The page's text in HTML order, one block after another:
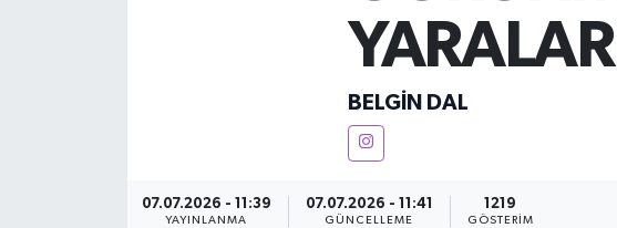
BELGIN DAL
07.07.2026 - 11:39
YAYINLANMA
07.07.2026 - 11:41
GÜNCELLEME
1219
GÖSTERIM
ÖZEL HABER